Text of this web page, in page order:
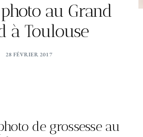
au Grand
à Toulouse
28 FÉVRIER 2017
de grossesse au